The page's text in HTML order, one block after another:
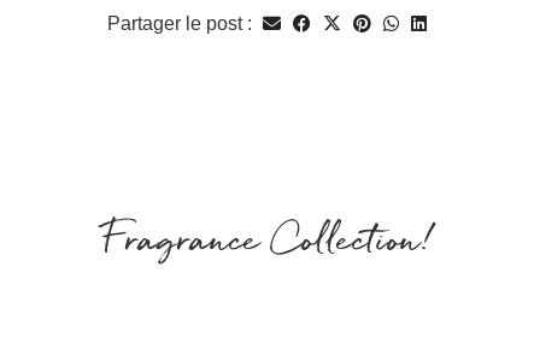
Partager le post :
Fragrance Collection!